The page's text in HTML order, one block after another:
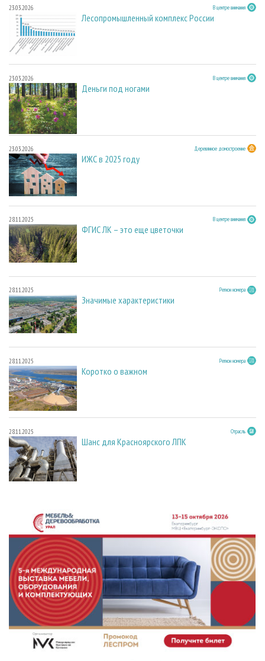
23.03.2026 В центре внимания
Лесопромышленный комплекс России
23.03.2026 В центре внимания
Деньги под ногами
23.03.2026 Деревянное домостроение
ИЖС в 2025 году
28.11.2025 В центре внимания
ФГИС ЛК – это еще цветочки
28.11.2025 Регион номера
Значимые характеристики
28.11.2025 Регион номера
Коротко о важном
28.11.2025 Отрасль
Шанс для Красноярского ЛПК